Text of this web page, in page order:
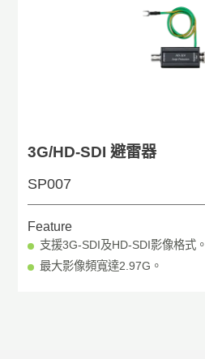
3G/HD-SDI 避雷器
SP007
Feature
支援3G-SDI及HD-SDI影像格式。
最大影像頻寬達2.97G。